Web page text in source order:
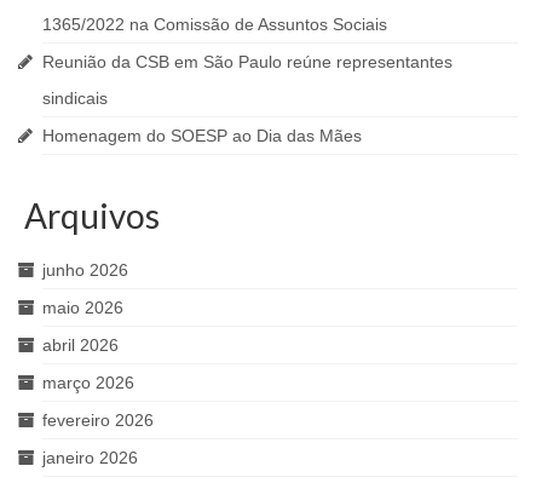
1365/2022 na Comissão de Assuntos Sociais
Reunião da CSB em São Paulo reúne representantes
sindicais
Homenagem do SOESP ao Dia das Mães
Arquivos
junho 2026
maio 2026
abril 2026
março 2026
fevereiro 2026
janeiro 2026